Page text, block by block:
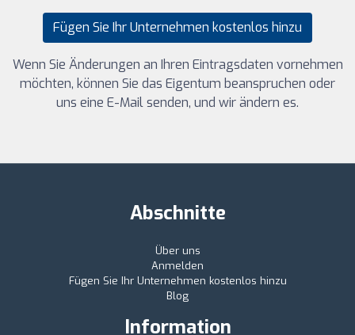
Fügen Sie Ihr Unternehmen kostenlos hinzu
Wenn Sie Änderungen an Ihren Eintragsdaten vornehmen
möchten, können Sie das Eigentum beanspruchen oder
uns eine E-Mail senden, und wir ändern es.
Abschnitte
Über uns
Anmelden
Fügen Sie Ihr Unternehmen kostenlos hinzu
Blog
Information